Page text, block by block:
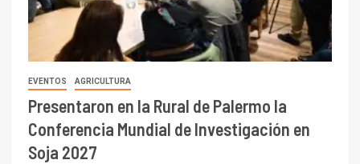
EVENTOS AGRICULTURA
Presentaron en la Rural de Palermo la
Conferencia Mundial de Investigación en
Soja 2027